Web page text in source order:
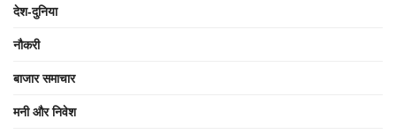
देश-दुनिया
नौकरी
बाजार समाचार
मनी और निवेश